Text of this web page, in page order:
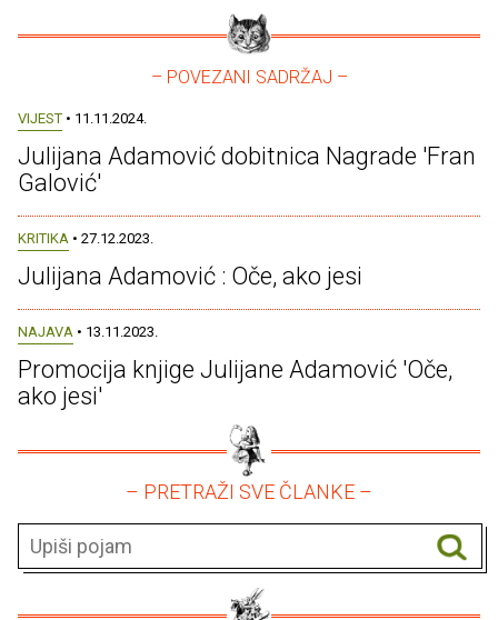
– POVEZANI SADRŽAJ –
VIJEST • 11.11.2024.
Julijana Adamović dobitnica Nagrade 'Fran
Galović'
KRITIKA • 27.12.2023.
Julijana Adamović : Oče, ako jesi
NAJAVA • 13.11.2023.
Promocija knjige Julijane Adamović 'Oče,
ako jesi'
– PRETRAŽI SVE ČLANKE –